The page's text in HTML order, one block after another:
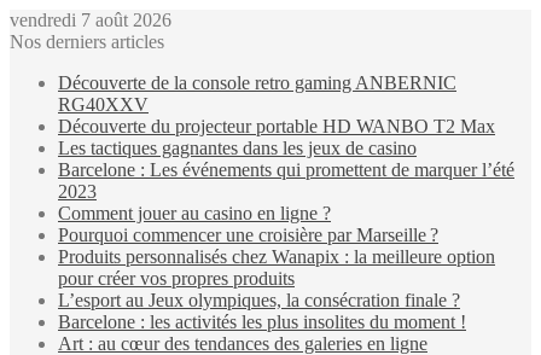
vendredi 7 août 2026
Nos derniers articles
Découverte de la console retro gaming ANBERNIC
RG40XXV
Découverte du projecteur portable HD WANBO T2 Max
Les tactiques gagnantes dans les jeux de casino
Barcelone : Les événements qui promettent de marquer l’été
2023
Comment jouer au casino en ligne ?
Pourquoi commencer une croisière par Marseille ?
Produits personnalisés chez Wanapix : la meilleure option
pour créer vos propres produits
L’esport au Jeux olympiques, la consécration finale ?
Barcelone : les activités les plus insolites du moment !
Art : au cœur des tendances des galeries en ligne